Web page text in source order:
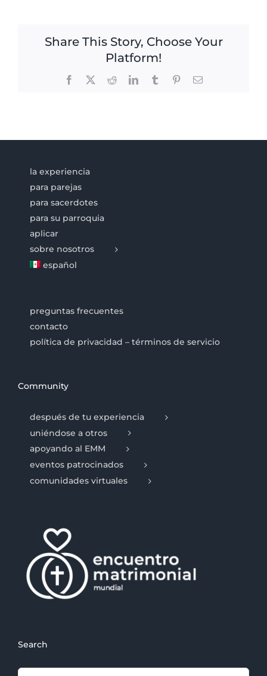
Share This Story, Choose Your
Platform!
Facebook RedditLinkedInTumblr PinterestEmail
la experiencia
para parejas
para sacerdotes
para su parroquia
aplicar
sobre nosotros
español
preguntas frecuentes
contacto
política de privacidad – términos de servicio
Community
después de tu experiencia
uniéndose a otros
apoyando al EMM
eventos patrocinados
comunidades virtuales
Search